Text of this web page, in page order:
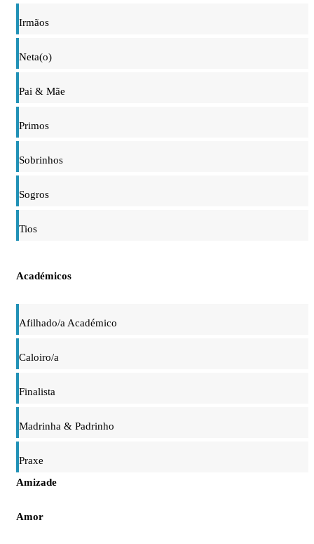
Irmãos
Neta(o)
Pai & Mãe
Primos
Sobrinhos
Sogros
Tios
Académicos
Afilhado/a Académico
Caloiro/a
Finalista
Madrinha & Padrinho
Praxe
Amizade
Amor